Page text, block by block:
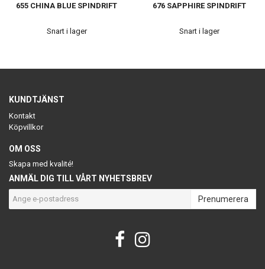
655 CHINA BLUE SPINDRIFT
Snart i lager
676 SAPPHIRE SPINDRIFT
Snart i lager
KUNDTJÄNST
Kontakt
Köpvillkor
OM OSS
Skapa med kvalité!
ANMÄL DIG TILL VÅRT NYHETSBREV
Prenumerera